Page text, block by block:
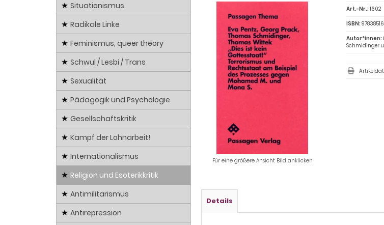
Für eine größere Ansicht Bild anklicken
Art.-Nr.:1602
ISBN:
Autor*innen:
Schmidinger
Details
Situationismus
Radikale Linke
Feminismus, queer theory
Schwul / Lesbi / Trans
Sexualität
Pädagogik und Psychologie
Gesellschaftskritik
Kampf der Lohnarbeit!
Internationalismus
Religion und Esoterikkritik
Antimilitarismus
Antirepression